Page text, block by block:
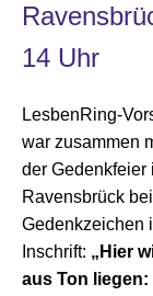
14 Uhr
LesbenRing-
war zusammen
der Gedenkfeier
Ravensbrück
Gedenkzeichen
Inschrift: „Hier
aus Ton